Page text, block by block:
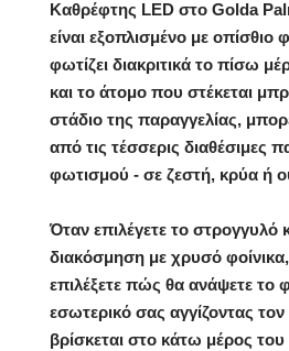
Καθρέφτης LED στο Golda
είναι εξοπλισμένο με
φωτίζει διακριτικά το πίσω
και το άτομο που στέκεται
στάδιο της παραγγελίας,
από τις τέσσερις διαθέσιμες
φωτισμού - σε ζεστή, κρύα ή
Όταν επιλέγετε το στρογγυλό
διακόσμηση με χρυσό φοίνικα,
επιλέξετε πώς θα ανάψετε το
εσωτερικό σας αγγίζοντας
βρίσκεται στο κάτω μέρος